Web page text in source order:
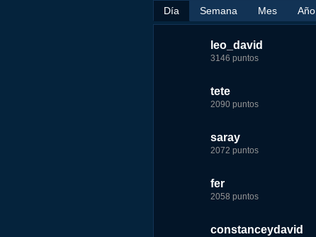
Día
leo_david
3146 puntos
tete
2090 puntos
saray
2072 puntos
fer
2058 puntos
constanceydavid
Semana
leo_david
17724 puntos
fer
7229 puntos
tete
4174 puntos
123dale
4157 puntos
saray
Mes
leo_david
29183 puntos
jeremy_malpieu
15444 puntos
fer
8283 puntos
123dale
7255 puntos
tete
Año
nomedigas
339916 puntos
jeremy_malpieu
263186 puntos
Baba
252929 puntos
john
244881 puntos
fer